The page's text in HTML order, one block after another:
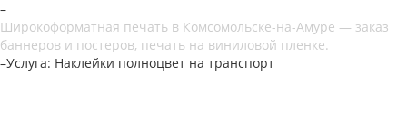
–
Широкоформатная печать в Комсомольске-на-Амуре — заказ
баннеров и постеров, печать на виниловой пленке.
–Услуга: Наклейки полноцвет на транспорт